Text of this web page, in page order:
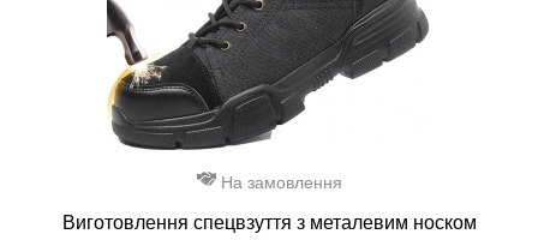
На замовлення
Виготовлення спецвзуття з металевим носком